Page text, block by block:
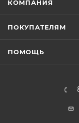
КОМПАНИЯ
ПОКУПАТЕЛЯМ
ПОМОЩЬ